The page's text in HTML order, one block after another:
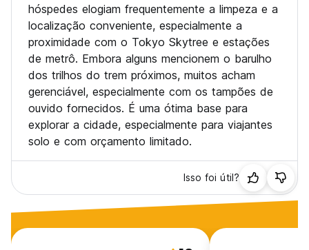
hóspedes elogiam frequentemente a limpeza e a
localização conveniente, especialmente a
proximidade com o Tokyo Skytree e estações
de metrô. Embora alguns mencionem o barulho
dos trilhos do trem próximos, muitos acham
gerenciável, especialmente com os tampões de
ouvido fornecidos. É uma ótima base para
explorar a cidade, especialmente para viajantes
solo e com orçamento limitado.
Isso foi útil?